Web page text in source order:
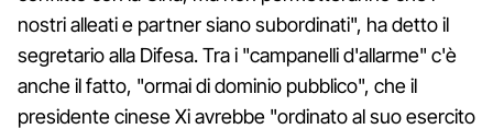
nostri alleati e partner siano subordinati", ha detto il
segretario alla Difesa. Tra i "campanelli d'allarme" c'è
anche il fatto, "ormai di dominio pubblico", che il
presidente cinese Xi avrebbe "ordinato al suo esercito